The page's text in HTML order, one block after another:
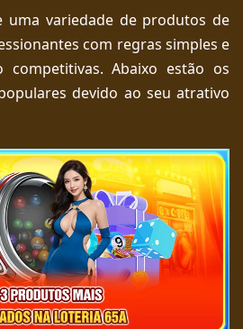
uma variedade de produtos de
com regras simples e
competitivas. Abaixo estão os
devido ao seu atrativo